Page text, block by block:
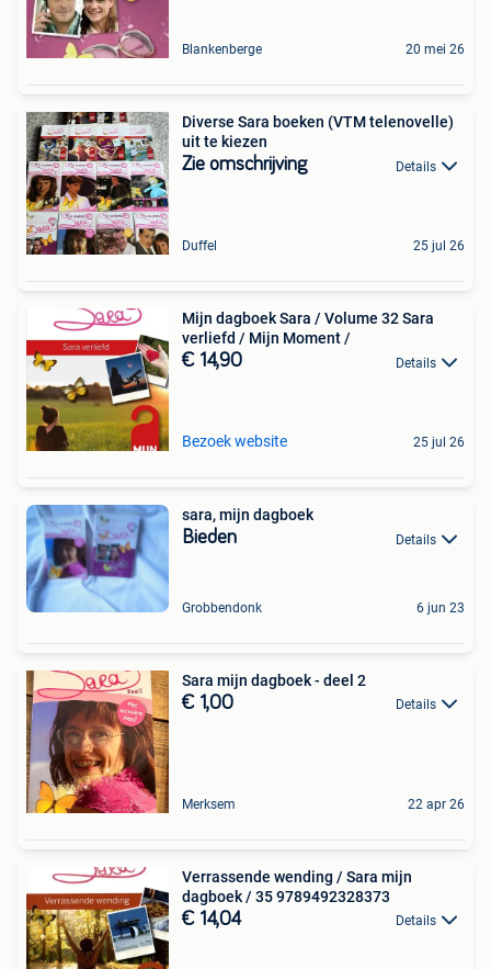
Blankenberge 20 mei 26
Diverse Sara boeken (VTM telenovelle)
uit te kiezen
Zie omschrijving Details
Duffel 25 jul 26
Mijn dagboek Sara / Volume 32 Sara
verliefd / Mijn Moment /
€ 14,90 Details
Bezoek website 25 jul 26
sara, mijn dagboek
Bieden Details
Grobbendonk 6 jun 23
Sara mijn dagboek - deel 2
€ 1,00 Details
Merksem 22 apr 26
Verrassende wending / Sara mijn
dagboek / 35 9789492328373
€ 14,04 Details